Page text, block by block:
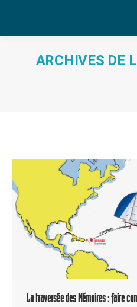
ARCHIVES DE
La traversée des Mémoires : faire